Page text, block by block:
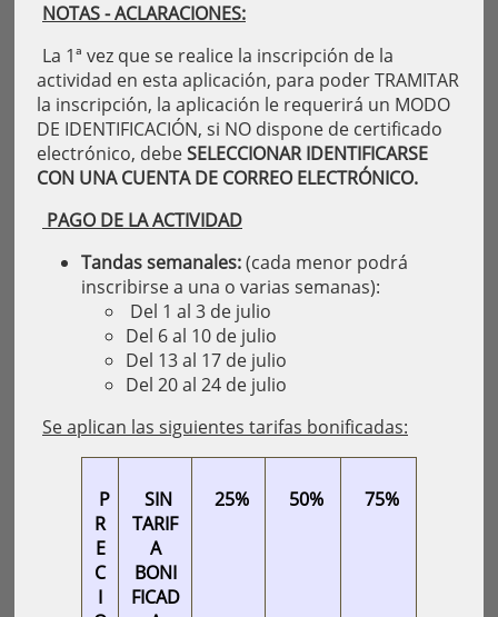
NOTAS - ACLARACIONES:
La 1ª vez que se realice la inscripción de la
actividad en esta aplicación, para poder TRAMITAR
la inscripción, la aplicación le requerirá un MODO
DE IDENTIFICACIÓN, si NO dispone de certificado
electrónico, debeSELECCIONAR IDENTIFICARSE
CON UNA CUENTA DE CORREO ELECTRÓNICO.
PAGO DE LA ACTIVIDAD
Tandas semanales:(cada menor podrá
inscribirse a una o varias semanas):
Del 1 al 3 de julio
Del 6 al 10 de julio
Del 13 al 17 de julio
Del 20 al 24 de julio
Se aplican las siguientes tarifas bonificadas:
P
R
E
C
I
SIN
TARIF
A
BONI
FICAD
25% 50% 75%